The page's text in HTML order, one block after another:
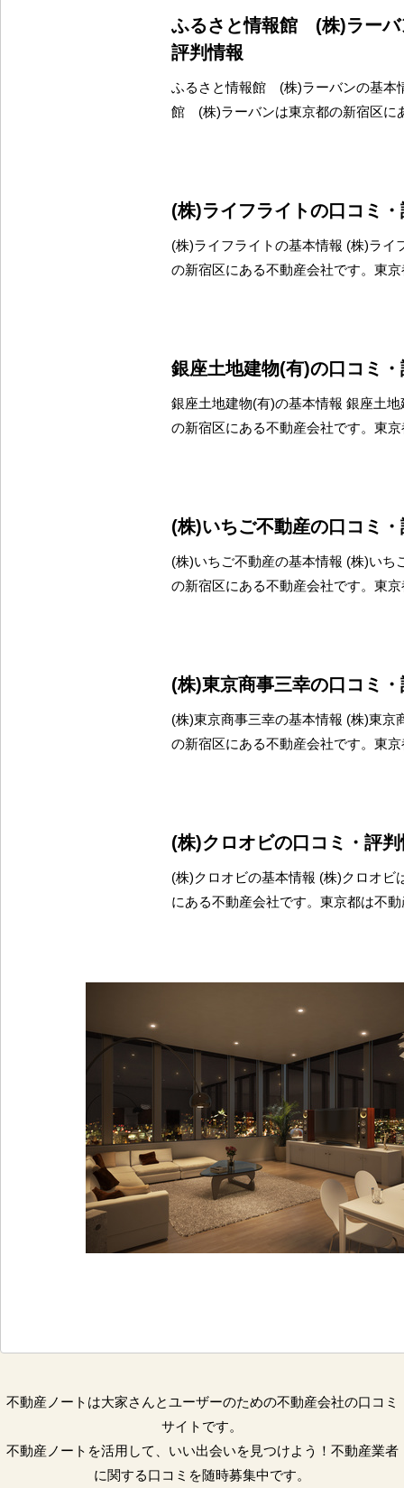
ふるさと情報館 (株)ラーバ
評判情報
ふるさと情報館 (株)ラーバンの基本
館 (株)ラーバンは東京都の新宿区に
(株)ライフライトの口コミ
(株)ライフライトの基本情報 (株)ライ
の新宿区にある不動産会社です。東
銀座土地建物(有)の口コミ
銀座土地建物(有)の基本情報 銀座土
の新宿区にある不動産会社です。東
(株)いちご不動産の口コミ
(株)いちご不動産の基本情報 (株)いち
の新宿区にある不動産会社です。東
(株)東京商事三幸の口コミ
(株)東京商事三幸の基本情報 (株)東京
の新宿区にある不動産会社です。東
(株)クロオビの口コミ・評
(株)クロオビの基本情報 (株)クロオビ
にある不動産会社です。東京都は不
不動産ノートは大家さんとユーザーのための不動産会社の口コミ
サイトです。
不動産ノートを活用して、いい出会いを見つけよう！不動産業者
に関する口コミを随時募集中です。